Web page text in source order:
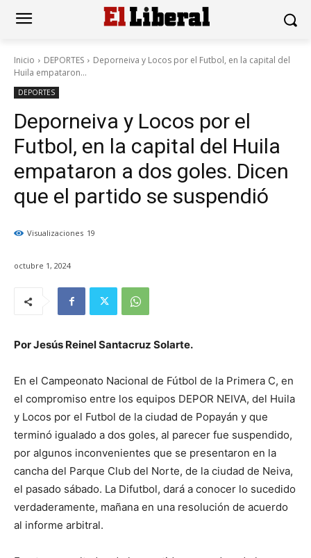
Inicio DEPORTES
Deporneiva y Locos por el Futbol, en la capital del
Huila empataron...
DEPORTES
Deporneiva y Locos por el
Futbol, en la capital del Huila
empataron a dos goles. Dicen
que el partido se suspendió
Visualizaciones 19
octubre 1, 2024
Por Jesús Reinel Santacruz Solarte.
En el Campeonato Nacional de Fútbol de la Primera C, en
el compromiso entre los equipos DEPOR NEIVA, del Huila
y Locos por el Futbol de la ciudad de Popayán y que
terminó igualado a dos goles, al parecer fue suspendido,
por algunos inconvenientes que se presentaron en la
cancha del Parque Club del Norte, de la ciudad de Neiva,
el pasado sábado. La Difutbol, dará a conocer lo sucedido
verdaderamente, mañana en una resolución de acuerdo
al informe arbitral.